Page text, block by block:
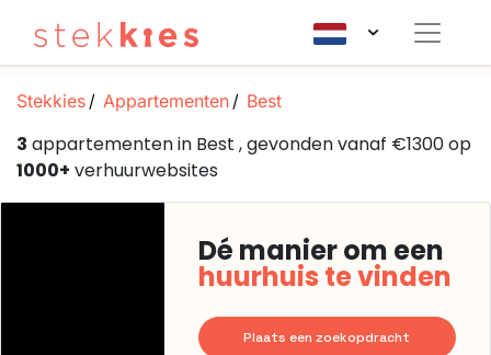
Stekkies Appartementen Best
3 appartementen in Best , gevonden vanaf €1300 op
1000+ verhuurwebsites
Dé manier om een
huurhuis te vinden
Plaats een zoekopdracht